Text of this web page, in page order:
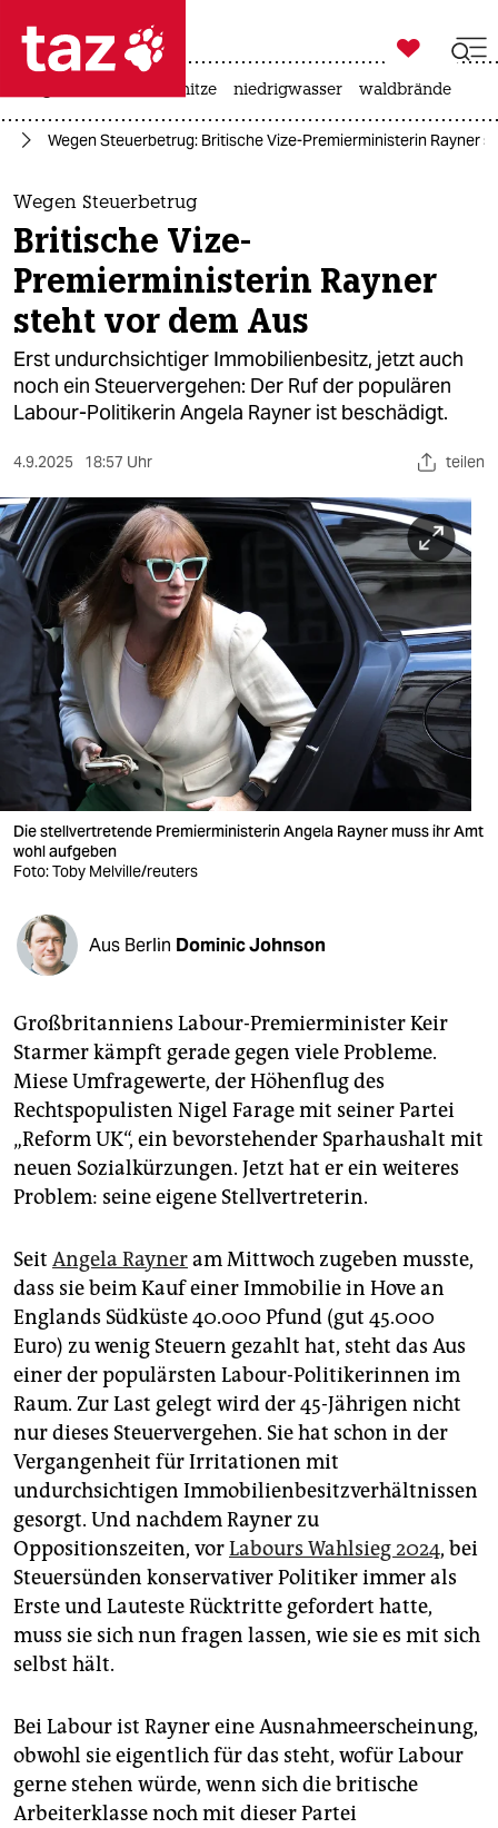
 taz zahl ich
taz zahl ich
themen
politik
öko
gesellschaft
kultur
sport
berlin
nord
wahrheit
verlag
verlag
veranstaltungen
shop
fragen & hilfe
unterstützen
abo
genossenschaft

taz zahl ich
hitze niedrigwasser waldbrände
Wegen Steuerbetrug: Britische Vize-Premierministerin Rayner
Wegen Steuerbetrug
Britische Vize-
Premierministerin Rayner
steht vor dem Aus
Erst undurchsichtiger Immobilienbesitz, jetzt auch
noch ein Steuervergehen: Der Ruf der populären
Labour-Politikerin Angela Rayner ist beschädigt.
4.9.2025 18:57 Uhr teilen
Die stellvertretende Premierministerin Angela Rayner muss ihr Amt
wohl aufgeben
Foto: Toby Melville/reuters
Aus Berlin Dominic Johnson
Großbritanniens Labour-Premierminister Keir
Starmer kämpft gerade gegen viele Probleme.
Miese Umfragewerte, der Höhenflug des
Rechtspopulisten Nigel Farage mit seiner Partei
„Reform UK“, ein bevorstehender Sparhaushalt mit
neuen Sozialkürzungen. Jetzt hat er ein weiteres
Problem: seine eigene Stellvertreterin.
Seit Angela Rayneram Mittwoch zugeben musste,
dass sie beim Kauf einer Immobilie in Hove an
Englands Südküste 40.000 Pfund (gut 45.000
Euro) zu wenig Steuern gezahlt hat, steht das Aus
einer der populärsten Labour-Politikerinnen im
Raum. Zur Last gelegt wird der 45-Jährigen nicht
nur dieses Steuervergehen. Sie hat schon in der
Vergangenheit für Irritationen mit
undurchsichtigen Immobilienbesitzverhältnissen
gesorgt. Und nachdem Rayner zu
Oppositionszeiten, vorLabours Wahlsieg 2024, bei
Steuersünden konservativer Politiker immer als
Erste und Lauteste Rücktritte gefordert hatte,
muss sie sich nun fragen lassen, wie sie es mit sich
selbst hält.
Bei Labour ist Rayner eine Ausnahmeerscheinung,
obwohl sie eigentlich für das steht, wofür Labour
gerne stehen würde, wenn sich die britische
Arbeiterklasse noch mit dieser Partei